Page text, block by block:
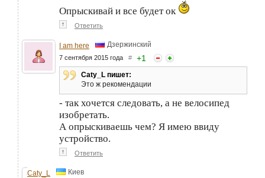
Опрыскивай и все будет ок
↑ Ответить
I am here Дзержинский
7 сентября 2015 года # +1
Caty_L пишет:
Это ж рекомендации
- так хочется следовать, а не велосипед
изобретать.
А опрыскиваешь чем? Я имею ввиду
устройство.
↑ Ответить
Caty_L Киев